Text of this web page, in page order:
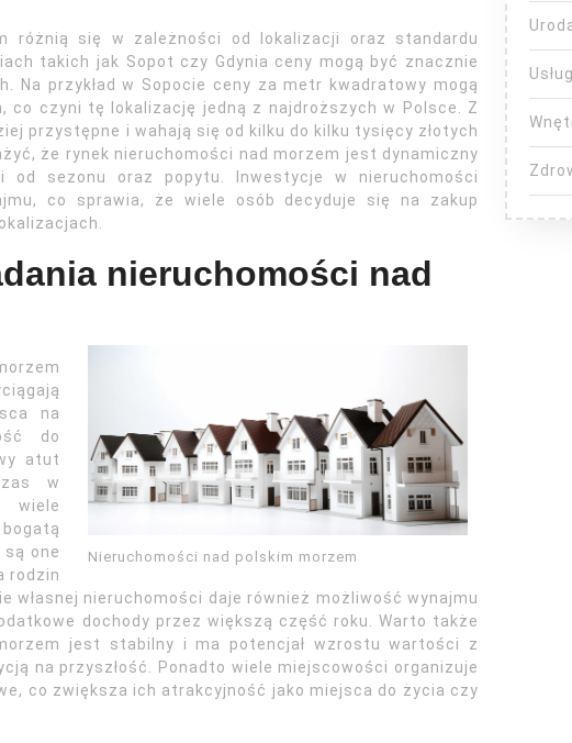
różnią się w zależności od lokalizacji oraz standardu
takich jak Sopot czy Gdynia ceny mogą być znacznie
Na przykład w Sopocie ceny za metr kwadratowy mogą
co czyni tę lokalizację jedną z najdroższych w Polsce. Z
przystępne i wahają się od kilku do kilku tysięcy złotych
że rynek nieruchomości nad morzem jest dynamiczny
sezonu oraz popytu. Inwestycje w nieruchomości
co sprawia, że wiele osób decyduje się na zakup
nieruchomości nad
Nieruchomości nad polskim morzem
na
do
atut
w
wiele
one
rodzin
własnej nieruchomości daje również możliwość wynajmu
dochody przez większą część roku. Warto także
jest stabilny i ma potencjał wzrostu wartości z
na przyszłość. Ponadto wiele miejscowości organizuje
co zwiększa ich atrakcyjność jako miejsca do życia czy